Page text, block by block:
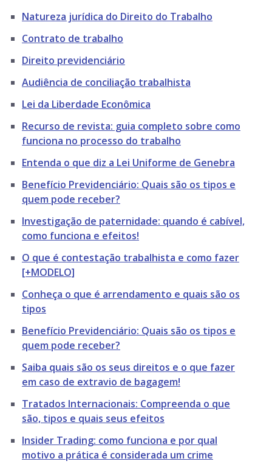
Natureza jurídica do Direito do Trabalho
Contrato de trabalho
Direito previdenciário
Audiência de conciliação trabalhista
Lei da Liberdade Econômica
Recurso de revista: guia completo sobre como
funciona no processo do trabalho
Entenda o que diz a Lei Uniforme de Genebra
Benefício Previdenciário: Quais são os tipos e
quem pode receber?
Investigação de paternidade: quando é cabível,
como funciona e efeitos!
O que é contestação trabalhista e como fazer
[+MODELO]
Conheça o que é arrendamento e quais são os
tipos
Benefício Previdenciário: Quais são os tipos e
quem pode receber?
Saiba quais são os seus direitos e o que fazer
em caso de extravio de bagagem!
Tratados Internacionais: Compreenda o que
são, tipos e quais seus efeitos
Insider Trading: como funciona e por qual
motivo a prática é considerada um crime